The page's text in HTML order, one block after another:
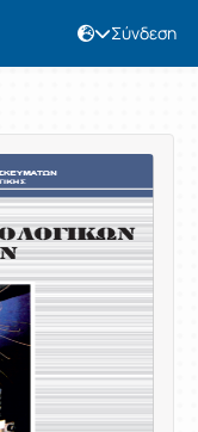
Σύνδεση